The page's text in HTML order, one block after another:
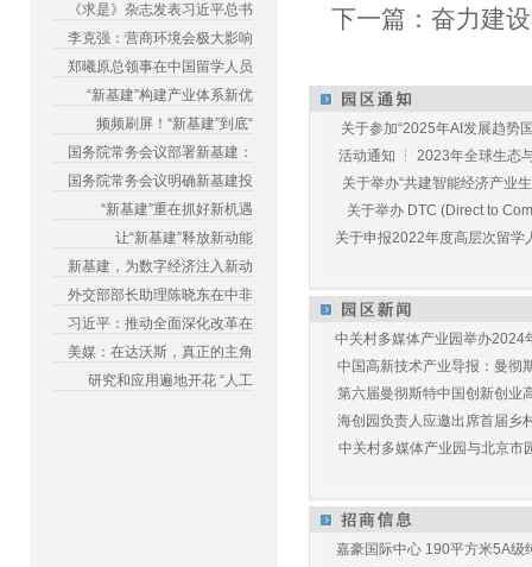
《求是》杂志发表习近平总书
李克强：营商环境会极大影响
郑曦原总领事在中国留学人员
“新基建”构建产业体系新优
频频刷屏！“新基建”到底“
国务院常务会议部署新基建：
国务院常务会议明确新基建投
“新基建”重在抓好新机遇
让“新基建”释放新动能
新基建，为数字经济注入新动
外交部部长助理陈晓东在中非
习近平：推动全面深化改革在
美媒：在达沃斯，真正的主角
研究和应用遍地开花 “人工
下一篇： 奋力建
关于参加“2025年AI发展趋势
活动通知 ┆ 2023年全球生态
关于举办“共建智能经济产业
关于举办 DTC (Direct to
关于申报2022年度高层次留学
中关村多媒体产业园举办2024
中国高新技术产业导报：曼彻
第六届曼彻斯特中国创新创业
海创园负责人应邀出席首届乡
中关村多媒体产业园与北京市
嘉豪国际中心 190平方米5A级